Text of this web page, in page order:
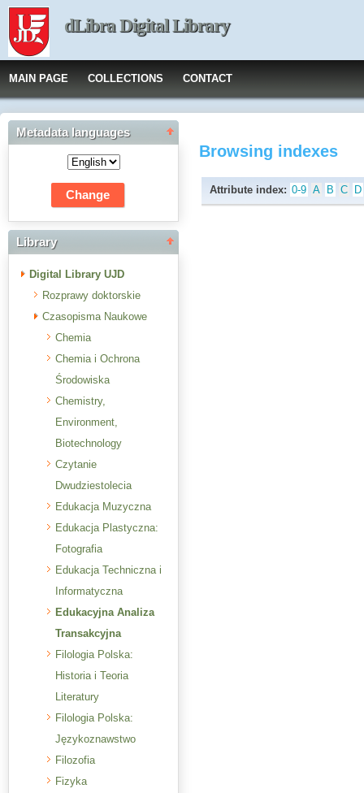
dLibra Digital Library
MAIN PAGE COLLECTIONS CONTACT
Metadata languages
Library
Digital Library UJD
Rozprawy doktorskie
Czasopisma Naukowe
Chemia
Chemia i Ochrona
Środowiska
Chemistry,
Environment,
Biotechnology
Czytanie
Dwudziestolecia
Edukacja Muzyczna
Edukacja Plastyczna:
Fotografia
Edukacja Techniczna i
Informatyczna
Edukacyjna Analiza
Transakcyjna
Filologia Polska:
Historia i Teoria
Literatury
Filologia Polska:
Językoznawstwo
Filozofia
Fizyka
Browsing indexes
Attribute index: 0-9 A B C D